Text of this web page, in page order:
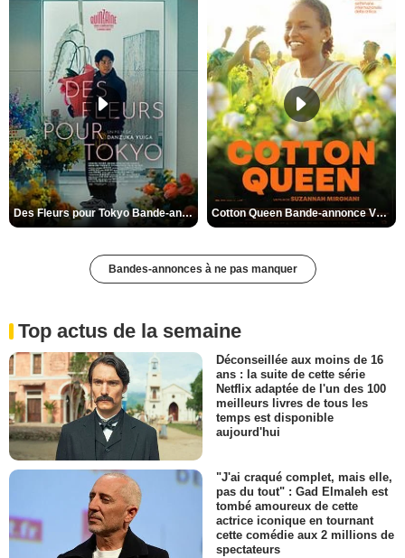
Des Fleurs pour Tokyo Bande-annonce VO STFR Cotton Queen Bande-annonce VO STFR
Bandes-annonces à ne pas manquer
Top actus de la semaine
Déconseillée aux moins de 16
ans : la suite de cette série
Netflix adaptée de l'un des 100
meilleurs livres de tous les
temps est disponible
aujourd'hui
"J'ai craqué complet, mais elle,
pas du tout" : Gad Elmaleh est
tombé amoureux de cette
actrice iconique en tournant
cette comédie aux 2 millions de
spectateurs